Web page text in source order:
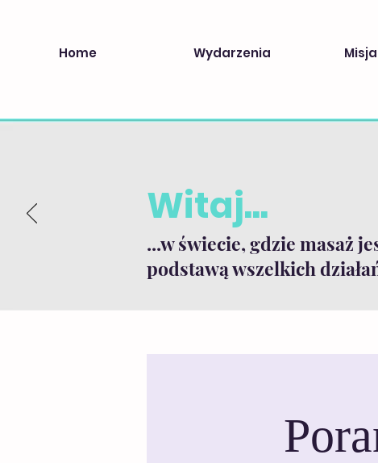
Home Wydarzenia
Witaj...
...w świecie, gdzie masaż
podstawą wszelkich